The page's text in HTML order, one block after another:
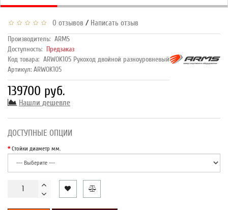
0 отзывов / Написать отзыв
Производитель: ARMS
Доступность: Предзаказ
Код товара: ARWOK105 Рукоход двойной разноуровневый
Артикул: ARWOK105
139700 руб.
Нашли дешевле
ДОСТУПНЫЕ ОПЦИИ
Стойки диаметр мм.